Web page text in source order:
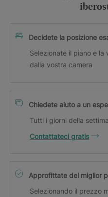
Decidete la posizione
Selezionate il piano e
dalla vostra camera
Chiedete aiuto a un
Tutti i giorni della
Contattateci gratis
Approfittate del miglior
Selezionando il prezzo